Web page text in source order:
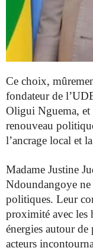
Ce choix,
fondateur de
Oligui Nguema, et
renouveau
l’ancrage local et
Madame Justine
Ndoundangoye ne
politiques. Leur
proximité avec les
énergies autour de
acteurs